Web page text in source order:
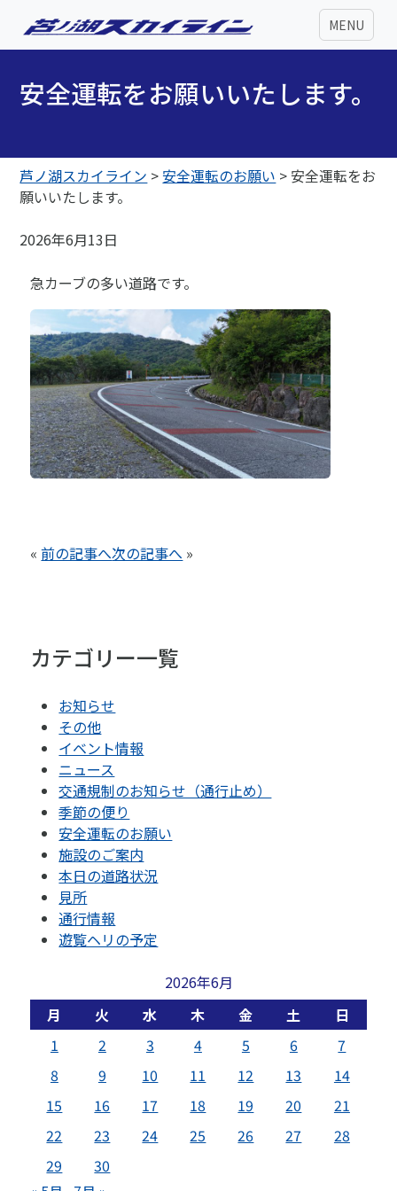
MENU
安全運転をお願いいたします。
芦ノ湖スカイライン >安全運転のお願い > 安全運転をお
願いいたします。
2026年6月13日
急カーブの多い道路です。
«前の記事へ次の記事へ »
カテゴリー一覧
お知らせ
その他
イベント情報
ニュース
交通規制のお知らせ（通行止め）
季節の便り
安全運転のお願い
施設のご案内
本日の道路状況
見所
通行情報
遊覧ヘリの予定
2026年6月
月
火 水 木 金 土
日
1
2 3 4 5 6
7
8
9 10 11 12 13
14
15
16 17 18 19 20
21
22
23 24 25 26 27
28
29
30